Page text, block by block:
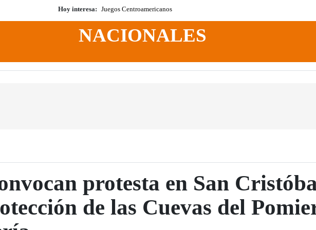
Hoy interesa: Juegos Centroamericanos
NACIONALES
protesta en San
de las Cuevas del